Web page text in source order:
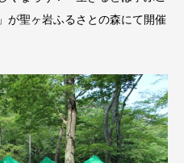
が聖ヶ岩ふるさとの森にて開催